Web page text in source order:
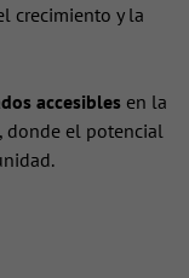
crecimiento y la
accesiblesen la
donde el potencial